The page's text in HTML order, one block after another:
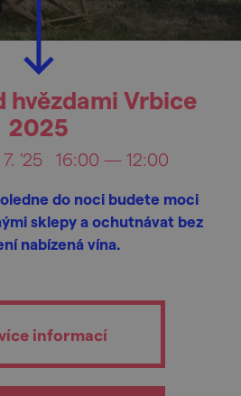
hvězdami Vrbice
2025
'25 16:00 — 12:00
do noci budete moci
sklepy a ochutnávat bez
nabízená vína.
informací